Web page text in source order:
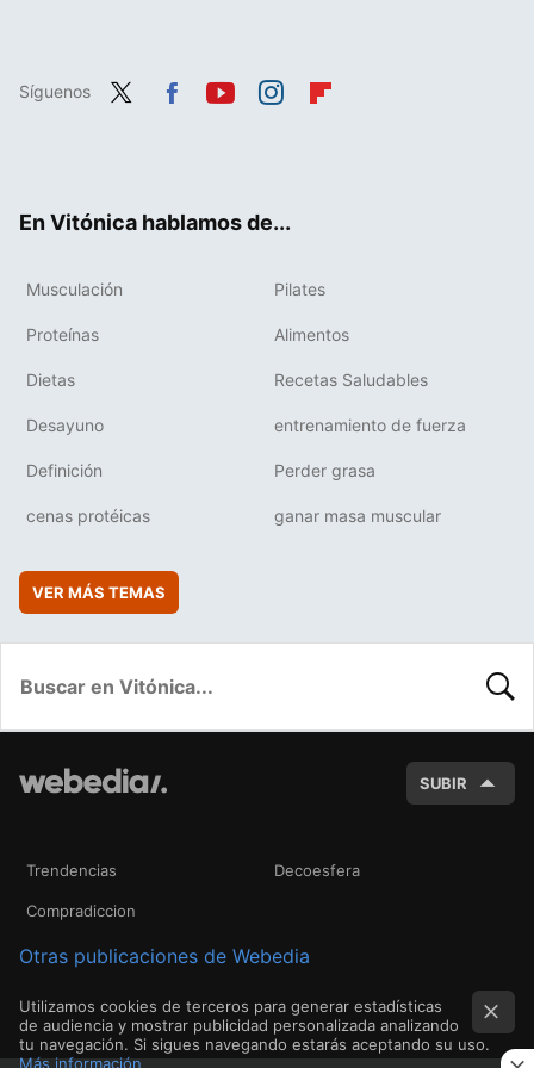
Síguenos
En Vitónica hablamos de...
Musculación Pilates
Proteínas Alimentos
Dietas Recetas Saludables
Desayuno entrenamiento de fuerza
Definición Perder grasa
cenas protéicas ganar masa muscular
VER MÁS TEMAS
SUBIR
Trendencias Decoesfera
Compradiccion
Otras publicaciones de Webedia
Utilizamos cookies de terceros para generar estadísticas
de audiencia y mostrar publicidad personalizada analizando
tu navegación. Si sigues navegando estarás aceptando su uso.
Más información